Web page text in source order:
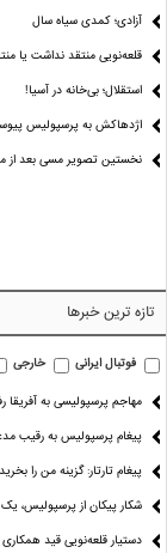
آزادی؛ کمدی سیاه سال
قلعه‌نویی منتقد نداشت یا
استقلال؛ بی‌خانه در آسیا!
اژدهاکش به پرسپولیس
نخستین تصویر مسی بعد از
تازه ترین خبرها
فوتبال ایرانی خارجی
مهاجم پرسپولیسی به آفریقا
پیغام پرسپولیس به رقیب مدعی؛ با ۶۰ میلیارد
پیغام تارتار: گزینه من را
شکار پیکان از پرسپولیس، یک
دستیار قلعه‌نویی قید همکاری